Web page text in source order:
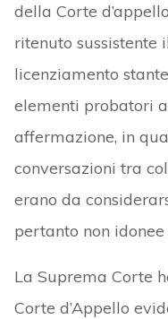
della Corte
ritenuto sussistente
licenziamento
elementi probatori
affermazione, in
conversazioni tra
erano da
pertanto non
La Suprema Corte
Corte d’Appello